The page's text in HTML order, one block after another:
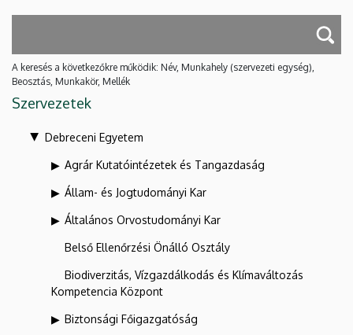
A keresés a következőkre működik: Név, Munkahely (szervezeti egység),
Beosztás, Munkakör, Mellék
Szervezetek
Debreceni Egyetem
Agrár Kutatóintézetek és Tangazdaság
Állam- és Jogtudományi Kar
Általános Orvostudományi Kar
Belső Ellenőrzési Önálló Osztály
Biodiverzitás, Vízgazdálkodás és Klímaváltozás
Kompetencia Központ
Biztonsági Főigazgatóság